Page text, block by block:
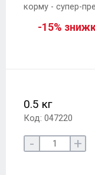
корму - супер-
-15%
0.5 кг
Код: 047220
- +